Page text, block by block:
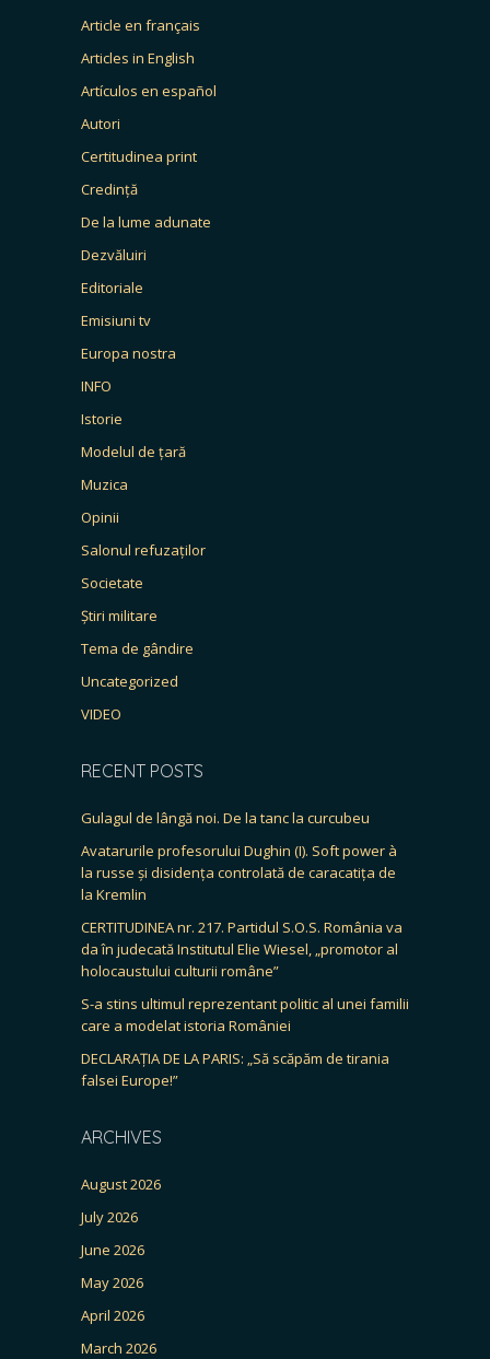
Article en français
Articles in English
Artículos en español
Autori
Certitudinea print
Credință
De la lume adunate
Dezvăluiri
Editoriale
Emisiuni tv
Europa nostra
INFO
Istorie
Modelul de țară
Muzica
Opinii
Salonul refuzaților
Societate
Știri militare
Tema de gândire
Uncategorized
VIDEO
RECENT POSTS
Gulagul de lângă noi. De la tanc la curcubeu
Avatarurile profesorului Dughin (I). Soft power à
la russe și disidența controlată de caracatița de
la Kremlin
CERTITUDINEA nr. 217. Partidul S.O.S. România va
da în judecată Institutul Elie Wiesel, „promotor al
holocaustului culturii române”
S-a stins ultimul reprezentant politic al unei familii
care a modelat istoria României
DECLARAȚIA DE LA PARIS: „Să scăpăm de tirania
falsei Europe!”
ARCHIVES
August 2026
July 2026
June 2026
May 2026
April 2026
March 2026